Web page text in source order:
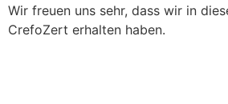
Wir freuen uns sehr, dass wir in
CrefoZert erhalten haben.